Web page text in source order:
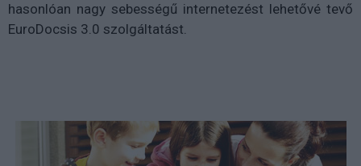
hasonlóan nagy sebességű internetezést lehetővé tevő
EuroDocsis 3.0 szolgáltatást.